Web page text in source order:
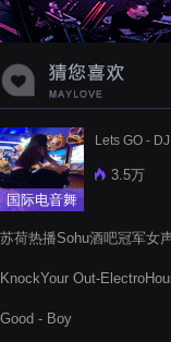
国际电音舞
Lets GO -
3.5万
苏荷热播Sohu酒吧冠军女
KnockYour Out-
Good - Boy